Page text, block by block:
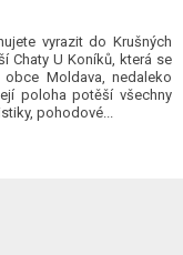
vyrazit do Krušných
Chaty U Koníků, která se
Moldava, nedaleko
poloha potěší všechny
pohodové...